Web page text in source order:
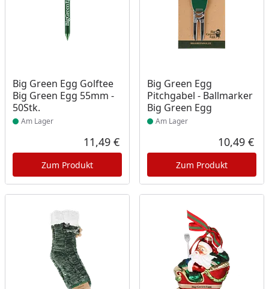
Big Green Egg Golftee
Big Green Egg 55mm -
50Stk.
Produkt am Lager
Am Lager
Aktueller Preis
11,49 €
Zum Produkt
Big Green Egg
Pitchgabel - Ballmarker
Big Green Egg
Produkt am Lager
Am Lager
10,49 €
Zum Produkt